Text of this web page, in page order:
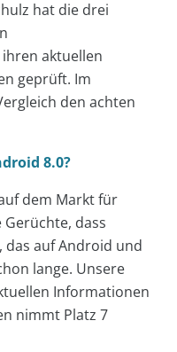
hat die drei
aktuellen
geprüft. Im
den achten
8.0?
dem Markt für
dass
das auf Android und
lange. Unsere
Informationen
nimmt Platz 7